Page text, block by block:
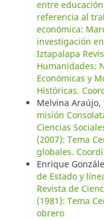
entre
referencia al
económica:
investigación
Iztapalapa
Humanidades:
Económicas y
Históricas.
Melvina Araújo,
misión
Ciencias
(2007): Tema
globales.
Enrique
de Estado y
Revista de
(1981): Tema
obrero